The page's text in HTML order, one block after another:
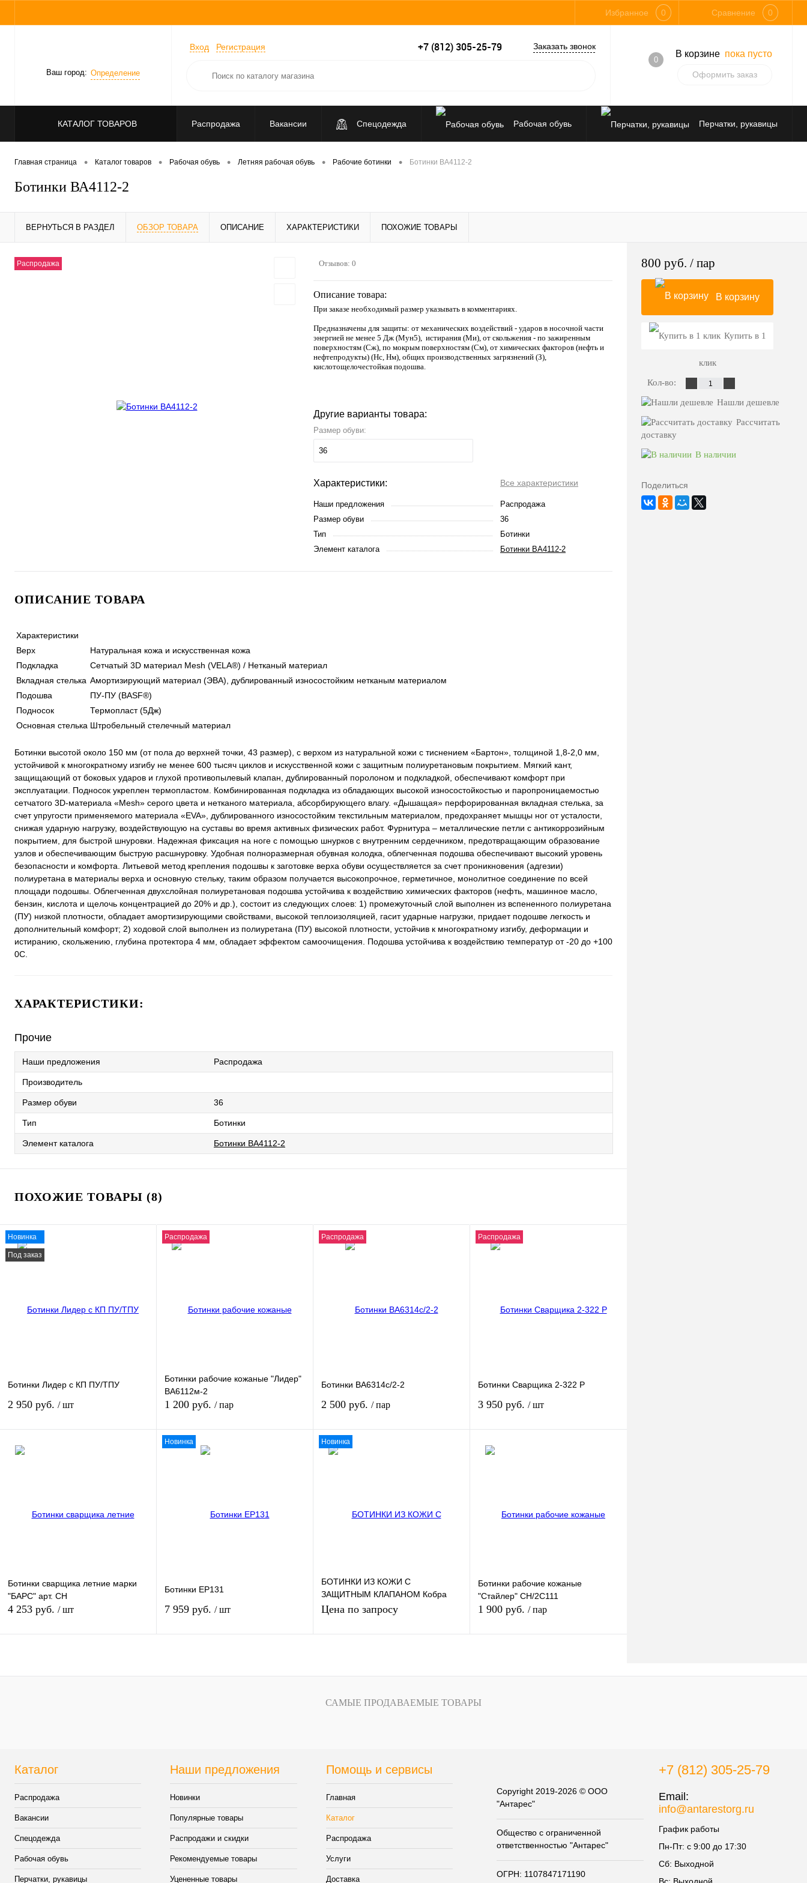
Избранное 0 Сравнение 0
Ваш город: Определение
Вход Регистрация +7 (812) 305-25-79 Заказать звонок
0
В корзине пока пусто
Оформить заказ
КАТАЛОГ ТОВАРОВ Распродажа Вакансии Спецодежда Рабочая обувь Перчатки, рукавицы
Средства индивидуальной защиты
Главная страница • Каталог товаров • Рабочая обувь • Летняя рабочая обувь • Рабочие ботинки • Ботинки ВА4112-2
Ботинки ВА4112-2
ВЕРНУТЬСЯ В РАЗДЕЛ ОБЗОР ТОВАРА ОПИСАНИЕ ХАРАКТЕРИСТИКИ ПОХОЖИЕ ТОВАРЫ
Распродажа Отзывов: 0
Описание товара:
При заказе необходимый размер указывать в комментариях.
Предназначены для защиты: от механических воздействий - ударов в носочной части
энергией не менее 5 Дж (Мун5), истирания (Ми), от скольжения - по зажиренным
поверхностям (Сж), по мокрым поверхностям (См), от химических факторов (нефть и
нефтепродукты) (Нс, Нм), общих производственных загрязнений (З),
кислотощелочестойкая подошва.
Другие варианты товара:
Размер обуви:
36
Характеристики: Все характеристики
Наши предложения
Распродажа
Размер обуви
36
Тип
Ботинки
Элемент каталога
Ботинки ВА4112-2
ОПИСАНИЕ ТОВАРА
Характеристики
Верх
Натуральная кожа и искусственная кожа
Подкладка
Сетчатый 3D материал Mesh (VELA®) / Нетканый материал
Вкладная стелька Амортизирующий материал (ЭВА), дублированный износостойким нетканым материалом
Подошва
ПУ-ПУ (BASF®)
Подносок
Термопласт (5Дж)
Основная стелька Штробельный стелечный материал
Ботинки высотой около 150 мм (от пола до верхней точки, 43 размер), с верхом из натуральной кожи с тиснением «Бартон», толщиной 1,8-2,0 мм,
устойчивой к многократному изгибу не менее 600 тысяч циклов и искусственной кожи с защитным полиуретановым покрытием. Мягкий кант,
защищающий от боковых ударов и глухой противопылевый клапан, дублированный поролоном и подкладкой, обеспечивают комфорт при
эксплуатации. Подносок укреплен термопластом. Комбинированная подкладка из обладающих высокой износостойкостью и паропроницаемостью
сетчатого 3D-материала «Mesh» серого цвета и нетканого материала, абсорбирующего влагу. «Дышащая» перфорированная вкладная стелька, за
счет упругости применяемого материала «EVA», дублированного износостойким текстильным материалом, предохраняет мышцы ног от усталости,
снижая ударную нагрузку, воздействующую на суставы во время активных физических работ. Фурнитура – металлические петли с антикоррозийным
покрытием, для быстрой шнуровки. Надежная фиксация на ноге с помощью шнурков с внутренним сердечником, предотвращающим образование
узлов и обеспечивающим быструю расшнуровку. Удобная полноразмерная обувная колодка, облегченная подошва обеспечивают высокий уровень
безопасности и комфорта. Литьевой метод крепления подошвы к заготовке верха обуви осуществляется за счет проникновения (адгезии)
полиуретана в материалы верха и основную стельку, таким образом получается высокопрочное, герметичное, монолитное соединение по всей
площади подошвы. Облегченная двухслойная полиуретановая подошва устойчива к воздействию химических факторов (нефть, машинное масло,
бензин, кислота и щелочь концентрацией до 20% и др.), состоит из следующих слоев: 1) промежуточный слой выполнен из вспененного полиуретана
(ПУ) низкой плотности, обладает амортизирующими свойствами, высокой теплоизоляцией, гасит ударные нагрузки, придает подошве легкость и
дополнительный комфорт; 2) ходовой слой выполнен из полиуретана (ПУ) высокой плотности, устойчив к многократному изгибу, деформации и
истиранию, скольжению, глубина протектора 4 мм, обладает эффектом самоочищения. Подошва устойчива к воздействию температур от -20 до +100
0C.
ХАРАКТЕРИСТИКИ:
Прочие
Наши предложения Распродажа
Производитель
Размер обуви 36
Тип Ботинки
Элемент каталога Ботинки ВА4112-2
ПОХОЖИЕ ТОВАРЫ (8)
Новинка
Под заказ
Ботинки Лидер с КП ПУ/ТПУ
2 950 руб. / шт
Распродажа
Ботинки рабочие кожаные "Лидер"
ВА6112м-2
1 200 руб. / пар
наличии
Распродажа
Ботинки ВА6314c/2-2
2 500 руб. / пар
наличии
Распродажа
Ботинки Сварщика 2-322 Р
3 950 руб. / шт
наличии
Ботинки сварщика летние марки
"БАРС" арт. СН
4 253 руб. / шт
Новинка
Ботинки EP131
7 959 руб. / шт
Новинка
БОТИНКИ ИЗ КОЖИ С
ЗАЩИТНЫМ КЛАПАНОМ Кобра
(COBRA) 4 S3 SRC
Цена по запросу
В избранное Под заказ
Ботинки рабочие кожаные
"Стайлер" CH/2C111
1 900 руб. / пар
800 руб. / пар
В корзину
Купить в 1
клик
Кол-во:
Нашли дешевле
Рассчитать
доставку
В наличии
Поделиться
САМЫЕ ПРОДАВАЕМЫЕ ТОВАРЫ
Каталог
Распродажа
Вакансии
Спецодежда
Рабочая обувь
Перчатки, рукавицы
Наши предложения
Новинки
Популярные товары
Распродажи и скидки
Рекомендуемые товары
Уцененные товары
Помощь и сервисы
Главная
Каталог
Распродажа
Услуги
Доставка
Copyright 2019-2026 © ООО
"Антарес"
Общество с ограниченной
ответственностью "Антарес"
ОГРН: 1107847171190
+7 (812) 305-25-79
Email:
info@antarestorg.ru
График работы
Пн-Пт: с 9:00 до 17:30
Сб: Выходной